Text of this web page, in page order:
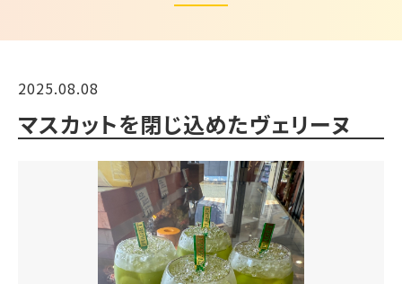
2025.08.08
マスカットを閉じ込めたヴェリーヌ